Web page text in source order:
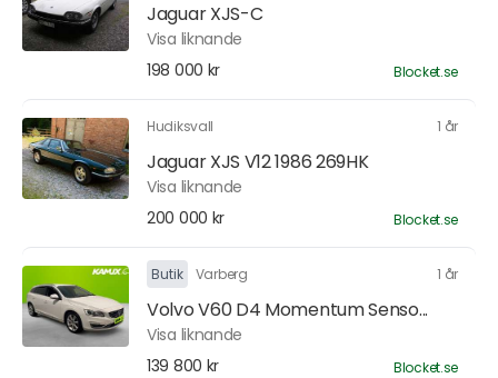
Jaguar XJS-C
Visa liknande
198 000 kr
Blocket.se
Hudiksvall 1 år
Jaguar XJS V12 1986 269HK
Visa liknande
200 000 kr
Blocket.se
Butik Varberg 1 år
Volvo V60 D4 Momentum Senso...
Visa liknande
139 800 kr
Blocket.se